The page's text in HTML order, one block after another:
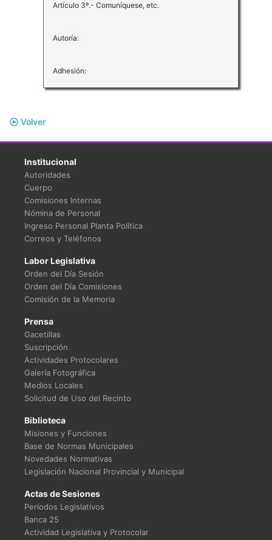
Artículo 3º.- Comuníquese, etc.
Autoría:
Adhesión:
Volver
Institucional
Autoridades
Cuerpo
Comisiones Internas
Nómina de Personal
Ingreso Personal Planta Política
Correos y Teléfonos
Labor Legislativa
Orden del Día Sesión
Orden del Día Comisiones
Comisión de la Memoria
Prensa
Gacetillas
Suscripción
Actividades Protocolares
Galería Fotográfica
Medios Locales
Solicitud de Uso del Recinto
Biblioteca
Misiones y Funciones
Base de Normas Municipales
Novedades Normativas
Legislación Nacional Provincial y Municipal
Actas de Sesiones
Períodos Legislativos
Banca 25
Actividad Legislativa y Protocolar